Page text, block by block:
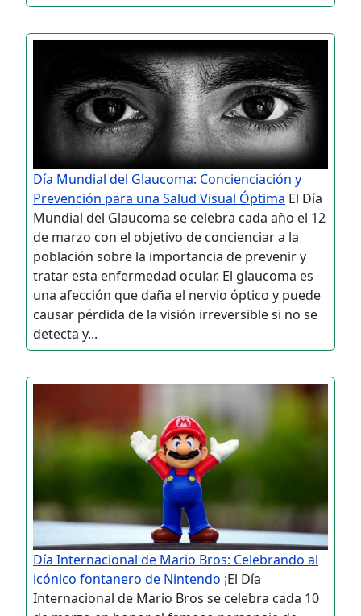
Día Mundial del Glaucoma: Concienciación y
Prevención para una Salud Visual Óptima El Día
Mundial del Glaucoma se celebra cada año el 12
de marzo con el objetivo de concienciar a la
población sobre la importancia de prevenir y
tratar esta enfermedad ocular. El glaucoma es
una afección que daña el nervio óptico y puede
causar pérdida de la visión irreversible si no se
detecta y...
Día Internacional de Mario Bros: Celebrando al
icónico fontanero de Nintendo ¡El Día
Internacional de Mario Bros se celebra cada 10